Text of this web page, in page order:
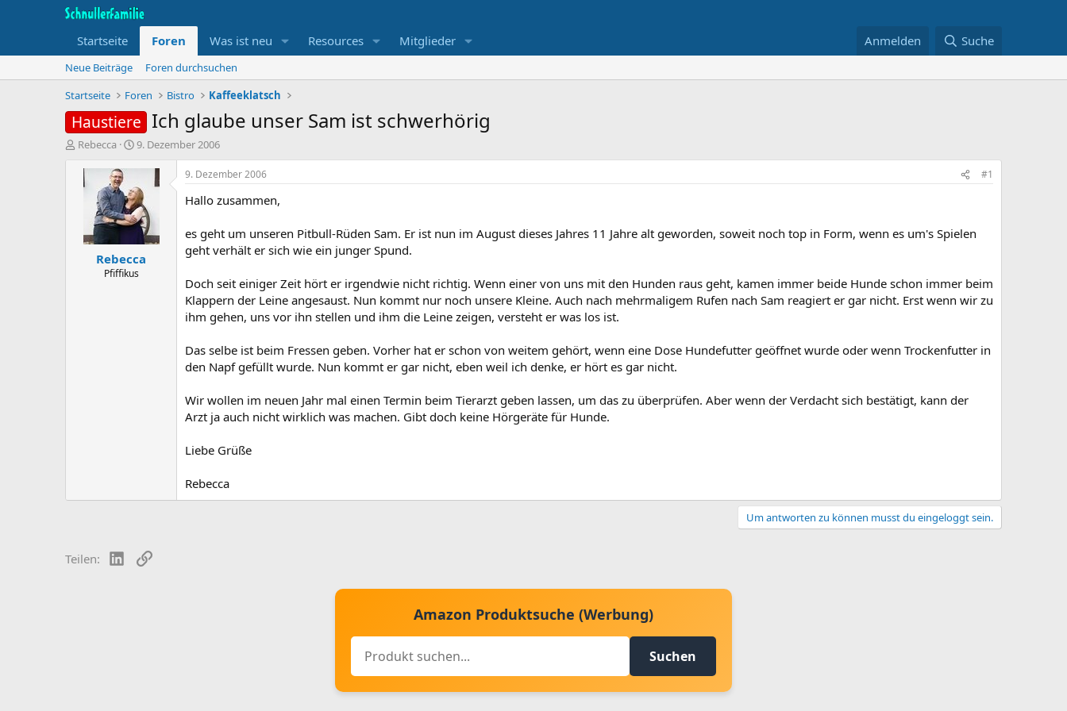
Startseite Foren Was ist neu Resources Mitglieder Anmelden Suche
Neue Beiträge
Foren durchsuchen
Startseite
Foren Bistro Kaffeeklatsch
Haustiere Ich glaube unser Sam ist schwerhörig
T
m
Rebecca
B
g
i
n
n
d
a
t
u
9. Dezember 2006
Rebecca
Pfiffikus
9. Dezember 2006 #1
Hallo zusammen,
es geht um unseren Pitbull-Rüden Sam. Er ist nun im August dieses Jahres 11 Jahre alt geworden, soweit noch top in Form, wenn es um's Spielen
geht verhält er sich wie ein junger Spund.
Doch seit einiger Zeit hört er irgendwie nicht richtig. Wenn einer von uns mit den Hunden raus geht, kamen immer beide Hunde schon immer beim
Klappern der Leine angesaust. Nun kommt nur noch unsere Kleine. Auch nach mehrmaligem Rufen nach Sam reagiert er gar nicht. Erst wenn wir zu
ihm gehen, uns vor ihn stellen und ihm die Leine zeigen, versteht er was los ist.
Das selbe ist beim Fressen geben. Vorher hat er schon von weitem gehört, wenn eine Dose Hundefutter geöffnet wurde oder wenn Trockenfutter in
den Napf gefüllt wurde. Nun kommt er gar nicht, eben weil ich denke, er hört es gar nicht.
Wir wollen im neuen Jahr mal einen Termin beim Tierarzt geben lassen, um das zu überprüfen. Aber wenn der Verdacht sich bestätigt, kann der
Arzt ja auch nicht wirklich was machen. Gibt doch keine Hörgeräte für Hunde.
Liebe Grüße
Rebecca
Um antworten zu können musst du eingeloggt sein.
Teilen: LinkedIn
Link
Amazon Produktsuche (Werbung)
Suchen